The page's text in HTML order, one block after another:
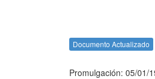
Documento Actualizado
Promulgación: 05/01/